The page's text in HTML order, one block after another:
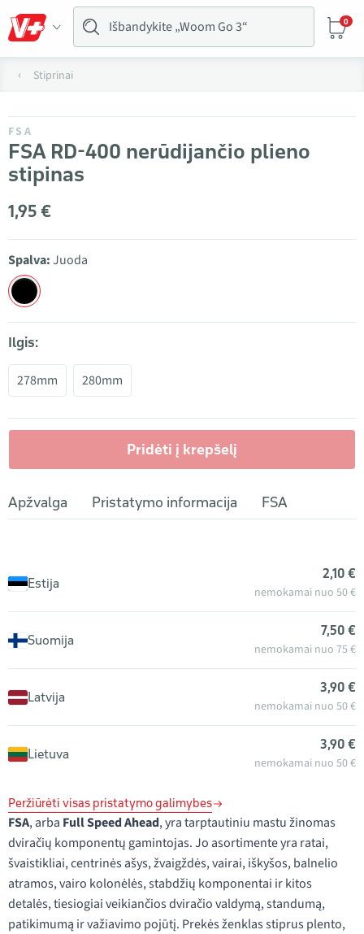
0
Stiprinai
FSA
FSA RD-400 nerūdijančio plieno
stipinas
1,95 €
Spalva:Juoda
Ilgis:
278mm 280mm
Pridėti į krepšelį
Apžvalga Pristatymo informacija FSA
Estija
2,10 €
nemokamai nuo 50 €
Suomija
7,50 €
nemokamai nuo 75 €
Latvija
3,90 €
nemokamai nuo 50 €
Lietuva
3,90 €
nemokamai nuo 50 €
Peržiūrėti visas pristatymo galimybes
FSA, arba Full Speed Ahead, yra tarptautiniu mastu žinomas
dviračių komponentų gamintojas. Jo asortimente yra ratai,
švaistikliai, centrinės ašys, žvaigždės, vairai, iškyšos, balnelio
atramos, vairo kolonėlės, stabdžių komponentai ir kitos
detalės, tiesiogiai veikiančios dviračio valdymą, standumą,
patikimumą ir važiavimo pojūtį. Prekės ženklas stiprus plento,